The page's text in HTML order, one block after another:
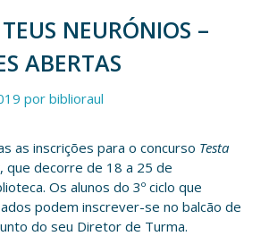
NEURÓNIOS –
ABERTAS
por biblioraul
as inscrições para o concurso Testa
, que decorre de 18 a 25 de
Os alunos do 3º ciclo que
podem inscrever-se no balcão de
do seu Diretor de Turma.